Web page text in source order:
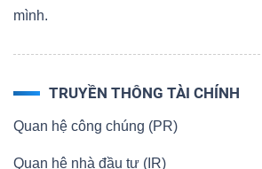
mình.
TRUYỀN THÔNG TÀI CHÍNH
Quan hệ công chúng (PR)
Quan hệ nhà đầu tư (IR)